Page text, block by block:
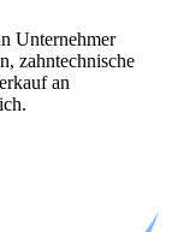
Unternehmer
zahntechnische
an